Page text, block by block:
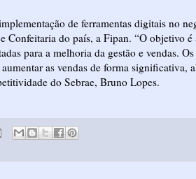
de ferramentas digitais no
Confeitaria do país, a Fipan. “O objetivo
para a melhoria da gestão e vendas.
as vendas de forma significativa,
do Sebrae, Bruno Lopes.